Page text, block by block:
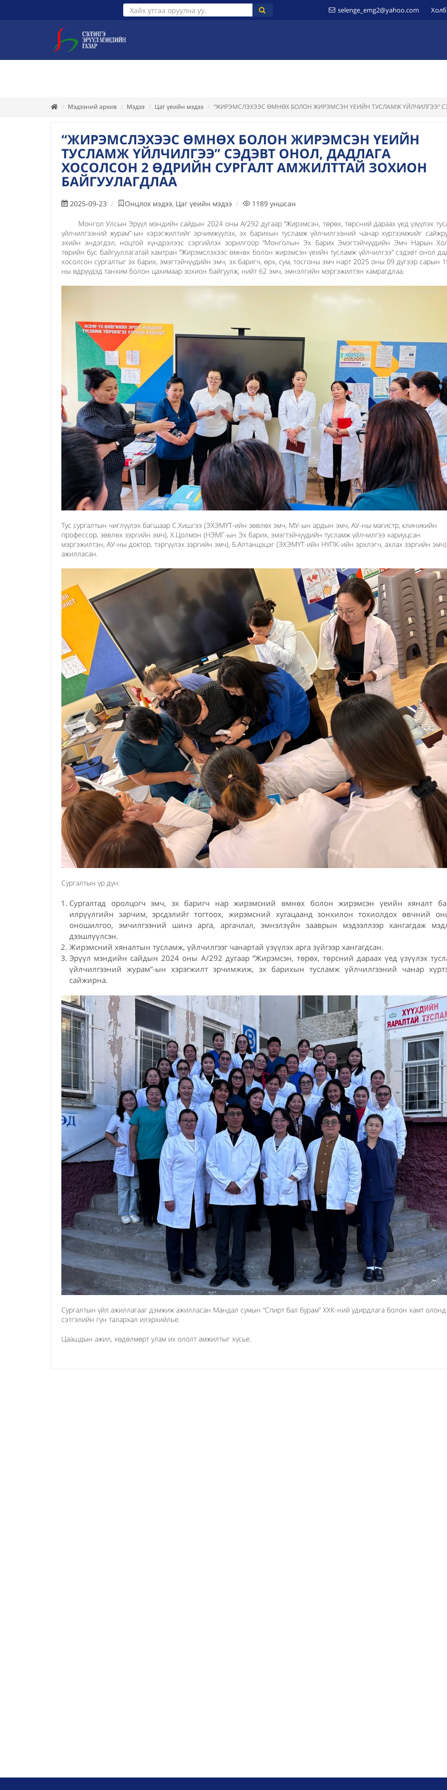
selenge_emg2@yahoo.com
Мэдээний архив Мэдээ Цаг үеийн мэдээ “ЖИРЭМСЛЭХЭЭС ӨМНӨХ БОЛОН ЖИРЭМСЭН ҮЕИЙН ТУСЛАМЖ ҮЙЛЧИЛГЭЭ”
“ЖИРЭМСЛЭХЭЭС ӨМНӨХ БОЛОН ЖИРЭМСЭН ҮЕИЙН
ТУСЛАМЖ ҮЙЛЧИЛГЭЭ” СЭДЭВТ ОНОЛ, ДАДЛАГА
ХОСОЛСОН 2 ӨДРИЙН СУРГАЛТ АМЖИЛТТАЙ ЗОХИОН
БАЙГУУЛАГДЛАА
2025-09-23 Онцлох мэдээ, Цаг үеийн мэдээ 1189 уншсан
Монгол Улсын Эрүүл мэндийн сайдын 2024 оны А/292 дугаар “Жирэмсэн, төрөх, төрсний дараах үед үзүүлэх
үйлчилгээний журам”-ын хэрэгжилтийг эрчимжүүлэх, эх барихын тусламж үйлчилгээний чанар хүртээмжийг
эхийн эндэгдэл, ноцтой хүндрэлээс сэргийлэх зорилгоор “Монголын Эх Барих Эмэгтэйчүүдийн Эмч Нарын
төрийн бус байгууллагатай хамтран “Жирэмслэхээс өмнөх болон жирэмсэн үеийн тусламж үйлчилгээ” сэдэвт онол
хосолсон сургалтыг эх барих, эмэгтэйчүүдийн эмч, эх баригч, өрх, сум, тосгоны эмч нарт 2025 оны 09 дүгээр сарын
ны өдрүүдэд танхим болон цахимаар зохион байгуулж, нийт 62 эмч, эмнэлгийн мэргэжилтэн хамрагдлаа.
Тус сургалтын чиглүүлэх багшаар С.Хишгээ (ЭХЭМҮТ-ийн зөвлөх эмч, МУ-ын ардын эмч, АУ-ны магистр, клиникийн
профессор, зөвлөх зэргийн эмч), Х.Цолмон (НЭМГ-ын Эх барих, эмэгтэйчүүдийн тусламж үйлчилгээ хариуцсан
мэргэжилтэн, АУ-ны доктор, тэргүүлэх зэргийн эмч), Б.Алтанцэцэг (ЭХЭМҮТ-ийн НҮПК-ийн эрхлэгч, ахлах зэргийн
ажилласан.
Сургалтын үр дүн:
Сургалтад оролцогч эмч, эх баригч нар жирэмсний өмнөх болон жирэмсэн үеийн хяналт
илрүүлгийн зарчим, эрсдэлийг тогтоох, жирэмсний хугацаанд зонхилон тохиолдох өвчний
оношилгоо, эмчилгээний шинэ арга, аргачлал, эмнэлзүйн зааврын мэдээллээр хангагдаж
дээшлүүлсэн.
Жирэмсний хяналтын тусламж, үйлчилгээг чанартай үзүүлэх арга зүйгээр хангагдсан.
Эрүүл мэндийн сайдын 2024 оны А/292 дугаар “Жирэмсэн, төрөх, төрсний дараах үед үзүүлэх
үйлчилгээний журам”-ын хэрэгжилт эрчимжиж, эх барихын тусламж үйлчилгээний чанар
сайжирна.
Сургалтын үйл ажиллагааг дэмжиж ажилласан Мандал сумын “Спирт бал бурам” ХХК-ний удирдлага болон хамт
сэтгэлийн гүн талархал илэрхийлье.
Цаашдын ажил, хөдөлмөрт улам их ололт амжилтыг хүсье.